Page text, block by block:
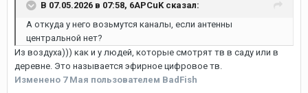
В 07.05.2026 в 07:58, 6APCuK сказал:
А откуда у него возьмутся каналы, если антенны
центральной нет?
Из воздуха))) как и у людей, которые смотрят тв в саду или в
деревне. Это называется эфирное цифровое тв.
Изменено 7 Мая пользователем BadFish